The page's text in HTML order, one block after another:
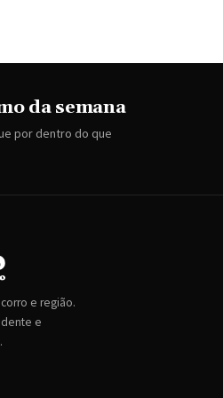
da semana
por dentro do que
e região.
e